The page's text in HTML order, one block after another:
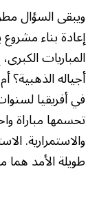
ويبقى السؤال
إعادة بناء
المباريات
أجياله
في أفريقيا
تحسمها مباراة
والاستمرارية.
طويلة الأمد هما